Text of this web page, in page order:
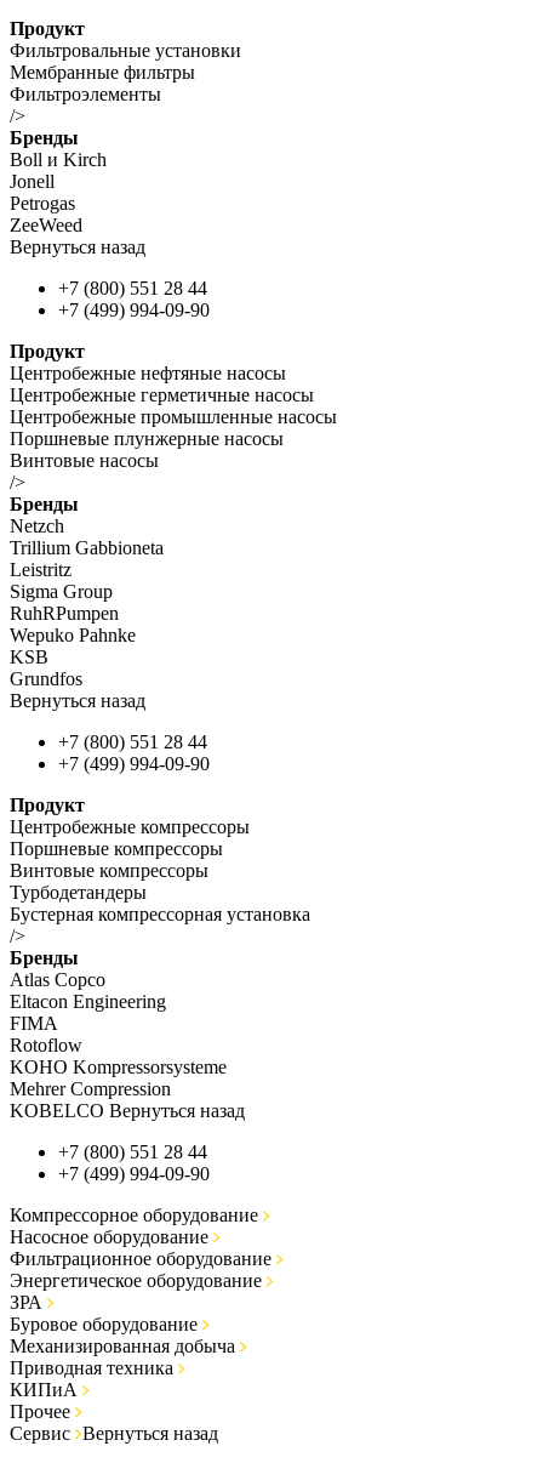
Продукт
Фильтровальные установки
Мембранные фильтры
Фильтроэлементы
/>
Бренды
Boll и Kirch
Jonell
Petrogas
ZeeWeed
Вернуться назад
+7 (800) 551 28 44
+7 (499) 994-09-90
Продукт
Центробежные нефтяные насосы
Центробежные герметичные насосы
Центробежные промышленные насосы
Поршневые плунжерные насосы
Винтовые насосы
/>
Бренды
Netzch
Trillium Gabbioneta
Leistritz
Sigma Group
RuhRPumpen
Wepuko Pahnke
KSB
Grundfos
Вернуться назад
+7 (800) 551 28 44
+7 (499) 994-09-90
Продукт
Центробежные компрессоры
Поршневые компрессоры
Винтовые компрессоры
Турбодетандеры
Бустерная компрессорная установка
/>
Бренды
Atlas Copco
Eltacon Engineering
FIMA
Rotoflow
KOHO Kompressorsysteme
Mehrer Compression
KOBELCO Вернуться назад
+7 (800) 551 28 44
+7 (499) 994-09-90
Компрессорное оборудование
Насосное оборудование
Фильтрационное оборудование
Энергетическое оборудование
ЗРА
Буровое оборудование
Механизированная добыча
Приводная техника
КИПиА
Прочее
Сервис Вернуться назад